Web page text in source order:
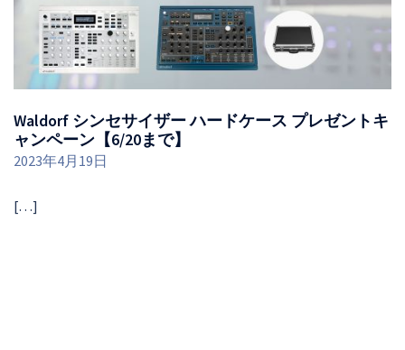
Waldorf シンセサイザー ハードケース プレゼントキ
ャンペーン【6/20まで】
2023年4月19日
[…]